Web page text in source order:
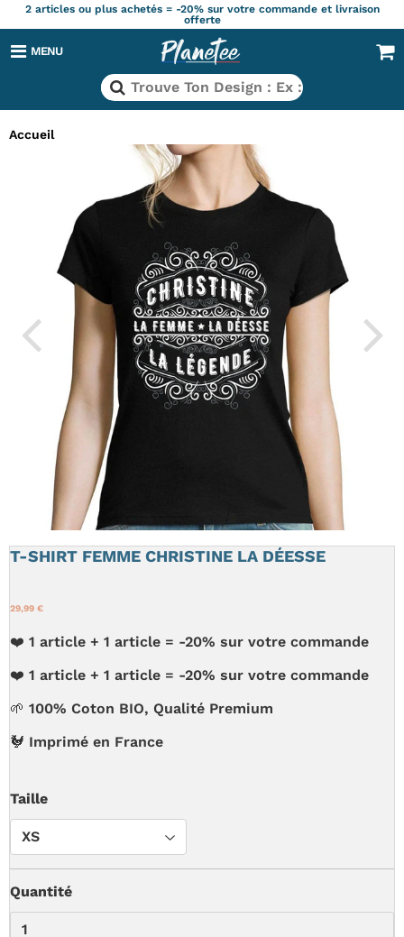
2 articles ou plus achetés = -20% sur votre commande et livraison
offerte
MENU
Accueil
T-SHIRT FEMME CHRISTINE LA DÉESSE
29,99 €
❤️ 1 article + 1 article = -20% sur votre commande
❤️ 1 article + 1 article = -20% sur votre commande
🌱 100% Coton BIO, Qualité Premium
🐓 Imprimé en France
Taille
Quantité